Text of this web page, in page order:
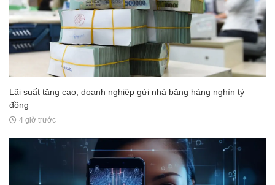
Lãi suất tăng cao, doanh nghiệp gửi nhà băng hàng nghìn tỷ
đồng
4 giờ trước